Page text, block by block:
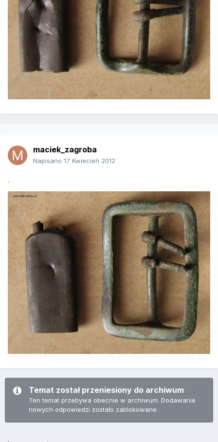
maciek_zagroba
Napisano 17 Kwiecień 2012
.
Temat został przeniesiony do archiwum
Ten temat przebywa obecnie w archiwum. Dodawanie
nowych odpowiedzi zostało zablokowane.